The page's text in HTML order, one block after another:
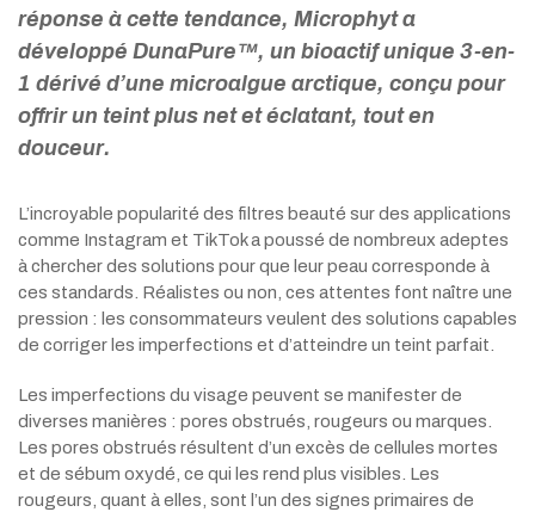
réponse à cette tendance, Microphyt a
développé DunaPure™, un bioactif unique 3-en-
1 dérivé d’une microalgue arctique, conçu pour
offrir un teint plus net et éclatant, tout en
douceur.
L’incroyable popularité des filtres beauté sur des applications
comme Instagram et TikTok a poussé de nombreux adeptes
à chercher des solutions pour que leur peau corresponde à
ces standards. Réalistes ou non, ces attentes font naître une
pression : les consommateurs veulent des solutions capables
de corriger les imperfections et d’atteindre un teint parfait.
Les imperfections du visage peuvent se manifester de
diverses manières : pores obstrués, rougeurs ou marques.
Les pores obstrués résultent d’un excès de cellules mortes
et de sébum oxydé, ce qui les rend plus visibles. Les
rougeurs, quant à elles, sont l’un des signes primaires de